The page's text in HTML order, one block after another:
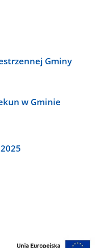
Gminy
w Gminie